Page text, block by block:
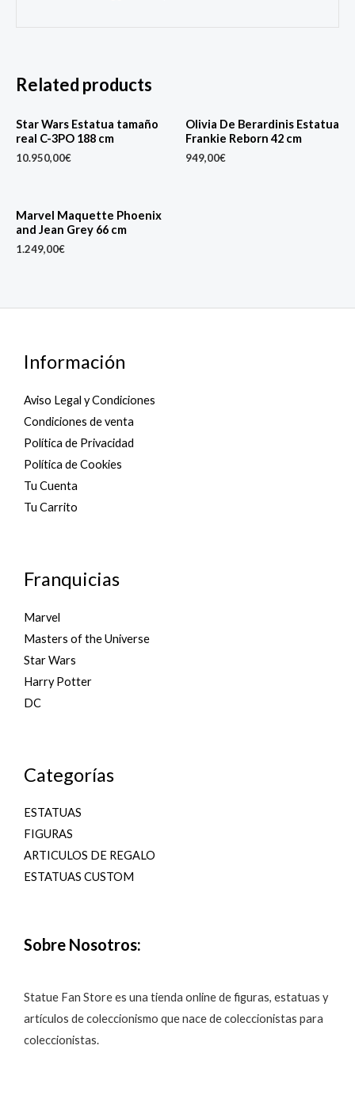
Related products
Star Wars Estatua tamaño
real C-3PO 188 cm
10.950,00€
Olivia De Berardinis Estatua
Frankie Reborn 42 cm
949,00€
Marvel Maquette Phoenix
and Jean Grey 66 cm
1.249,00€
Información
Aviso Legal y Condiciones
Condiciones de venta
Política de Privacidad
Política de Cookies
Tu Cuenta
Tu Carrito
Franquicias
Marvel
Masters of the Universe
Star Wars
Harry Potter
DC
Categorías
ESTATUAS
FIGURAS
ARTICULOS DE REGALO
ESTATUAS CUSTOM
Sobre Nosotros:
Statue Fan Store es una tienda online de figuras, estatuas y
artículos de coleccionismo que nace de coleccionistas para
coleccionistas.